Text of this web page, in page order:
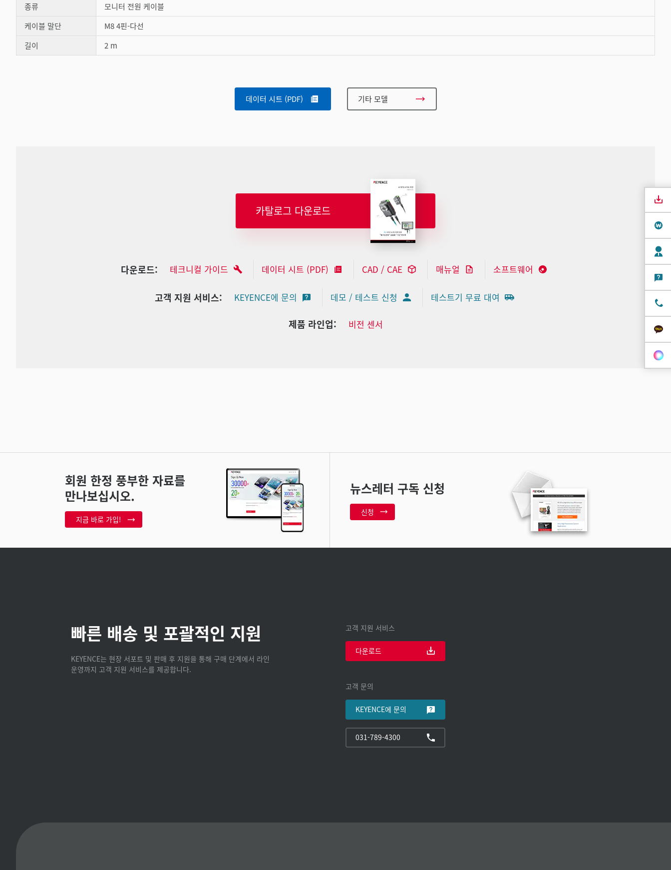
종류
모니터 전원 케이블
케이블 말단
M8 4핀-다선
길이
2 m
데이터 시트 (PDF) 기타 모델
카탈로그 다운로드
다운로드: 테크니컬 가이드 데이터 시트 (PDF) CAD / CAE 매뉴얼 소프트웨어
고객 지원 서비스: KEYENCE에 문의 데모 / 테스트 신청 테스트기 무료 대여
제품 라인업: 비전 센서
회원 한정 풍부한 자료를
만나보십시오.
지금 바로 가입!
뉴스레터 구독 신청
신청
빠른 배송 및 포괄적인 지원
KEYENCE는 현장 서포트 및 판매 후 지원을 통해 구매 단계에서 라인
운영까지 고객 지원 서비스를 제공합니다.
고객 지원 서비스
다운로드
고객 문의
KEYENCE에 문의
031-789-4300